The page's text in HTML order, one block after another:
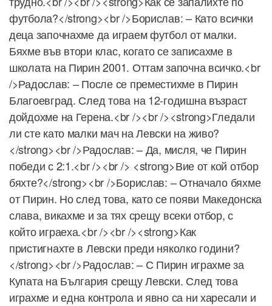
футбола?</strong><br />Борислав: – Като всички
деца започнахме да играем футбол от малки.
Бяхме във втори клас, когато се записахме в
школата на Пирин 2001. Оттам започна всичко.<br
/>Радослав: – После се преместихме в Пирин
Благоевград. След това на 12-годишна възраст
дойдохме на Герена.<br /><br /><strong>Гледали
ли сте като малки мач на Левски на живо?
</strong><br />Радослав: – Да, мисля, че Пирин
победи с 2:1.<br /><br /> <strong>Вие от кой отбор
бяхте?</strong><br />Борислав: – Отначало бяхме
от Пирин. Но след това, като се появи Македонска
слава, викахме и за тях срещу всеки отбор, с
който играеха.<br /><br /><strong>Как
пристигнахте в Левски преди няколко години?
</strong><br />Радослав: – С Пирин играхме за
Купата на България срещу Левски. След това
играхме и една контрола и явно са ни харесали и